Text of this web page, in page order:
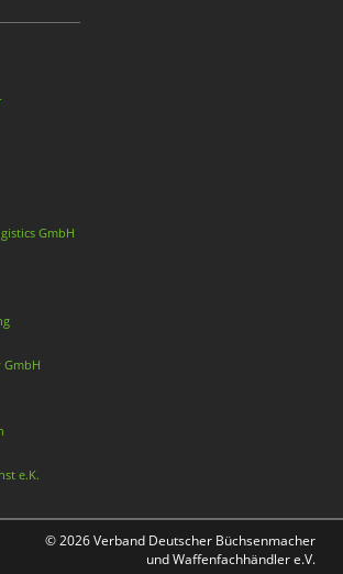
GmbH
GmbH
e.K.
© 2026 Verband Deutscher Büchsenmacher
und Waffenfachhändler e.V.